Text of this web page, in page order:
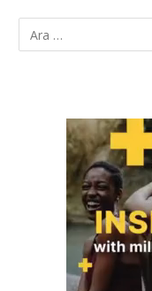
Video
oynatıcı